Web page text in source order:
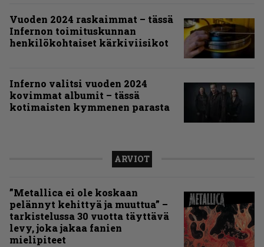
Vuoden 2024 raskaimmat – tässä
Infernon toimituskunnan
henkilökohtaiset kärkiviisikot
Inferno valitsi vuoden 2024
kovimmat albumit – tässä
kotimaisten kymmenen parasta
ARVIOT
”Metallica ei ole koskaan
pelännyt kehittyä ja muuttua” –
tarkistelussa 30 vuotta täyttävä
levy, joka jakaa fanien
mielipiteet